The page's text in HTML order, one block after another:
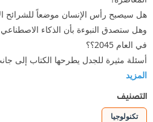
هل سيصبح رأس الإنسان موضعاً للشرائح
وهل ستصدق النبوءة بأن الذكاء
في العام 2045؟؟
أسئلة مثيرة للجدل يطرحها الكتاب إلى
المزيد
التصنيف
تكنولوجيا